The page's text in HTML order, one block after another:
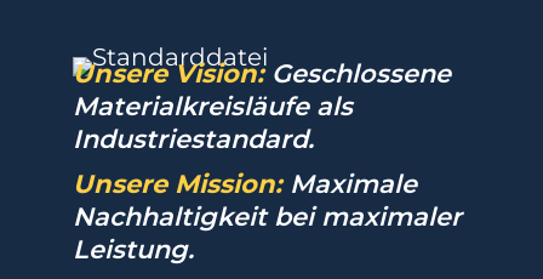
Unsere Vision:Geschlossene
Materialkreisläufe als
Industriestandard.
Unsere Mission:Maximale
Nachhaltigkeit bei maximaler
Leistung.